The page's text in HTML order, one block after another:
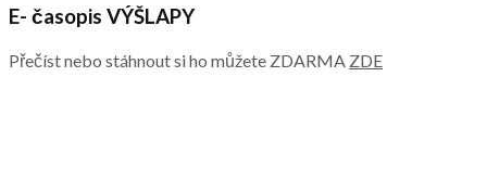
E- časopis VÝŠLAPY
Přečíst nebo stáhnout si ho můžete ZDARMA ZDE